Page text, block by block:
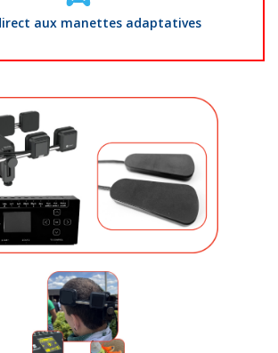
aux manettes adaptatives